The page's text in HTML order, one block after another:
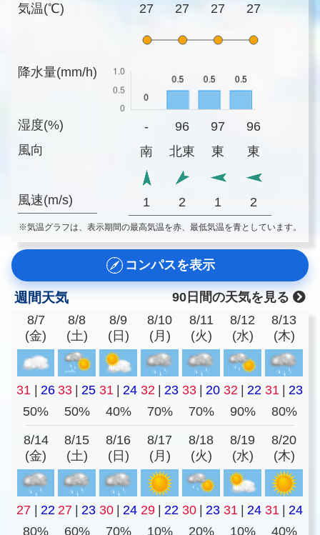
気温(℃)
降水量(mm/h)
湿度(%)
風向
風速(m/s)
27 27 27 27
- 96 97
96
南
北東 東 東
1 2 1 2
※気温グラフは、表示期間の最高気温を赤、最低気温を青としています。
コンパスを表示
週間天気
90日間の天気を見る
8/7
(金)
8/8
(土)
8/9
(日)
8/10
(月)
8/11
(火)
8/12
(水)
8/13
(木)
31 | 26 33 | 25 31 | 24 32 | 23 33 | 20 32 | 22 31 | 23
50%
50% 40% 70% 70% 90% 80%
8/14
(金)
8/15
(土)
8/16
(日)
8/17
(月)
8/18
(火)
8/19
(水)
8/20
(木)
27 | 22 27 | 23 30 | 24 29 | 22 30 | 23 31 | 24 31 | 24
80%
60% 70% 10% 20% 10%
40%